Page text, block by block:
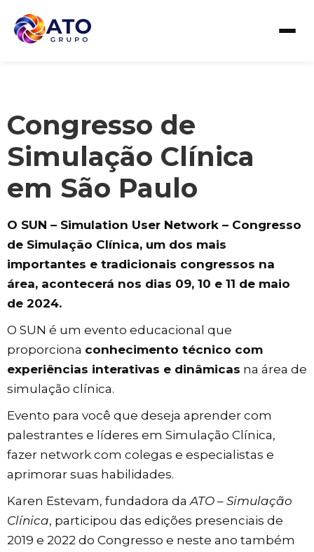
Congresso de
Simulação Clínica
em São Paulo
O SUN – Simulation User Network – Congresso
de Simulação Clínica, um dos mais
importantes e tradicionais congressos na
área, acontecerá nos dias 09, 10 e 11 de maio
de 2024.
O SUN é um evento educacional que
proporciona conhecimento técnico com
experiências interativas e dinâmicas na área de
simulação clínica.
Evento para você que deseja aprender com
palestrantes e líderes em Simulação Clínica,
fazer network com colegas e especialistas e
aprimorar suas habilidades.
Karen Estevam, fundadora daATO – Simulação
Clínica, participou das edições presenciais de
2019 e 2022 do Congresso e neste ano também